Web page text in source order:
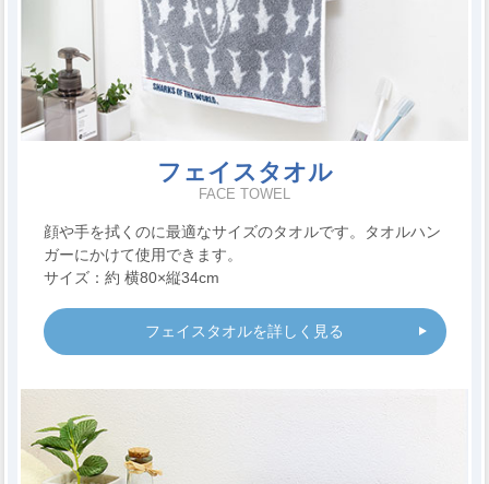
フェイスタオル
FACE TOWEL
顔や手を拭くのに最適なサイズのタオルです。タオルハン
ガーにかけて使用できます。
サイズ：約 横80×縦34cm
フェイスタオルを詳しく見る